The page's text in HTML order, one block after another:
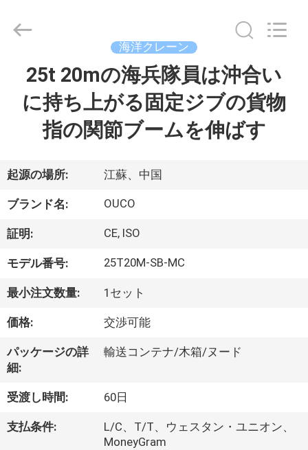
品
ビ
デ
オ
VR
シ
ョ
ー
2020
INTERNATIONAL
海洋クレーン
25t 20mの海兵隊員は沖合い
に持ち上がる固定ジブの貨物
指の関節ブームを伸ばす
起源の場所: 江蘇、中国
ブランド名: OUCO
証明: CE, ISO
モデル番号: 25T20M-SB-MC
最小注文数量: 1セット
価格: 交渉可能
パッケージの詳
細:
輸送コンテナ/木箱/ヌード
受渡し時間: 60日
支払条件:
L/C、T/T、ウェスタン・ユニオン、
MoneyGram